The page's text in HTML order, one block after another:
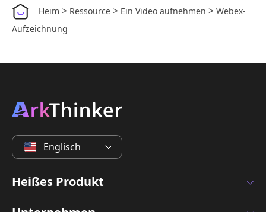
Heim > Ressource > Ein Video aufnehmen > Webex-
Aufzeichnung
Englisch
Heißes Produkt